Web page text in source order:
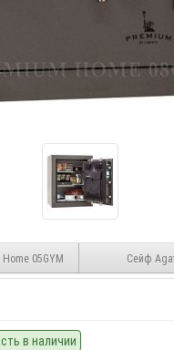
05GYM Сейф
в наличии